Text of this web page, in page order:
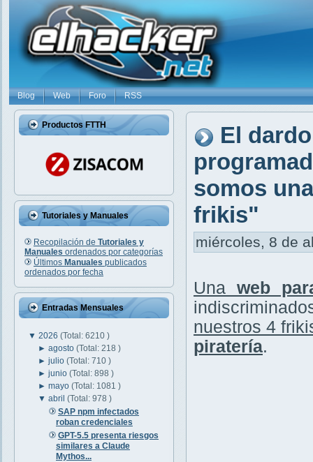
Blog Web Foro RSS
Productos FTTH
Tutoriales y Manuales
Recopilación de Tutoriales y
Manuales ordenados por categorías
Últimos Manuales publicados
ordenados por fecha
Entradas Mensuales
▼ 2026 (Total: 6210 )
►agosto(Total: 218 )
►julio(Total: 710 )
►junio(Total: 898 )
►mayo(Total: 1081 )
▼abril(Total: 978 )
SAP npm infectados
roban credenciales
GPT-5.5 presenta riesgos
similares a Claude
Mythos...
El
somos
frikis"
miércoles, 8 de
Una web
nuestros 4
piratería.